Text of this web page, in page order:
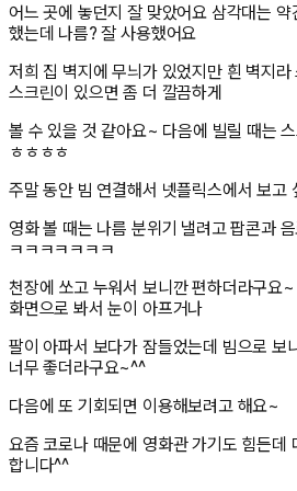
어느 곳에 놓던지 잘 맞았어요 삼각대는
했는데 나름? 잘 사용했어요
저희 집 벽지에 무늬가 있었지만 흰 벽지
스크린이 있으면 좀 더 깔끔하게
볼 수 있을 것 같아요~ 다음에 빌릴 때는
ㅎㅎㅎㅎ
주말 동안 빔 연결해서 넷플릭스에서 보고
영화 볼 때는 나름 분위기 낼려고 팝콘과
ㅋㅋㅋㅋㅋㅋㅋ
천장에 쏘고 누워서 보니깐 편하더라구요
화면으로 봐서 눈이 아프거나
팔이 아파서 보다가 잠들었는데 빔으로 보
너무 좋더라구요~^^
다음에 또 기회되면 이용해보려고 해요~
요즘 코로나 때문에 영화관 가기도 힘든데
합니다^^